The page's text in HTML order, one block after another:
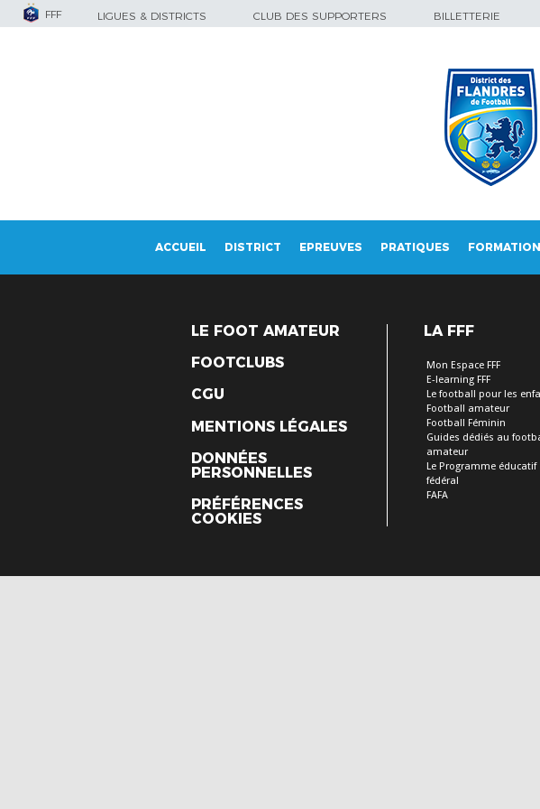
FFF LIGUES & DISTRICTS CLUB DES SUPPORTERS BILLETTERIE
ACCUEIL DISTRICT EPREUVES PRATIQUES
LE FOOT AMATEUR
FOOTCLUBS
CGU
MENTIONS LÉGALES
DONNÉES
PERSONNELLES
PRÉFÉRENCES
COOKIES
LA FFF
Mon Espace FFF
E-learning FFF
Le football pour les
Football amateur
Football Féminin
Guides dédiés au
amateur
Le Programme éducatif
fédéral
FAFA